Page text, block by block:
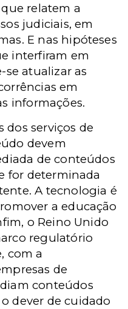
relatem a
judiciais, em
E nas hipóteses
interfiram em
se atualizar as
em
informações.
dos serviços de
devem
de conteúdos
for determinada
A tecnologia é
a educação
o Reino Unido
regulatório
com a
de
conteúdos
dever de cuidado